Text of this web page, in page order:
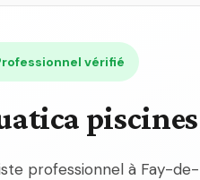
vérifié
piscines
professionnel à Fay-